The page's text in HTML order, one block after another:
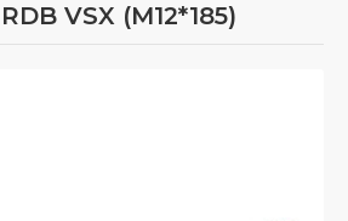
VSX (M12*185)